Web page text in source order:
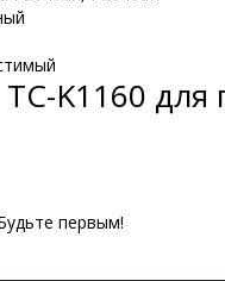
K1160
первым!